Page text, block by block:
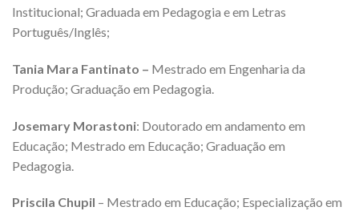
Institucional; Graduada em Pedagogia e em Letras
Português/Inglês;
Tania Mara Fantinato – Mestrado em Engenharia da
Produção; Graduação em Pedagogia.
Josemary Morastoni: Doutorado em andamento em
Educação; Mestrado em Educação; Graduação em
Pedagogia.
Priscila Chupil – Mestrado em Educação; Especialização em